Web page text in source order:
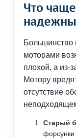
Что
Большинство
моторами
плохой, а из-
Мотору
отсутствие
Старый
форсунки